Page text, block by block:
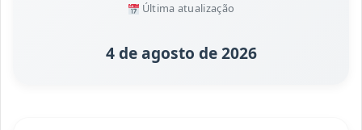
Última atualização
4 de agosto de 2026